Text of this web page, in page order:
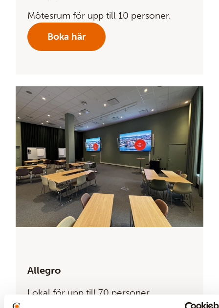
Mötesrum för upp till 10 personer.
Boka här
Allegro
Lokal för upp till 70 personer.